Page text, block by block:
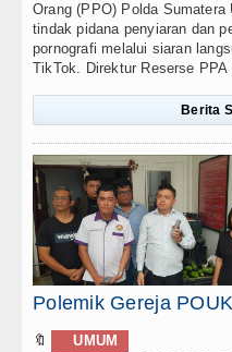
Orang (PPO) Polda
tindak pidana penyiaran dan
pornografi melalui siaran
TikTok. Direktur Reserse
Berita
Polemik Gereja POUK
🔖 UMUM